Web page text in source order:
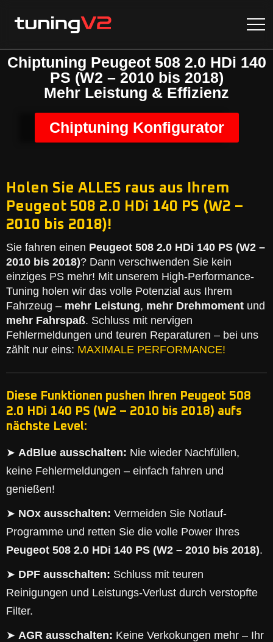
Chiptuning Peugeot 508 2.0 HDi 140
PS (W2 – 2010 bis 2018)
Mehr Leistung & Effizienz
Chiptuning Konfigurator
Holen Sie ALLES raus aus Ihrem
Peugeot 508 2.0 HDi 140 PS (W2 –
2010 bis 2018)!
Sie fahren einen Peugeot 508 2.0 HDi 140 PS (W2 –
2010 bis 2018)? Dann verschwenden Sie kein
einziges PS mehr! Mit unserem High-Performance-
Tuning holen wir das volle Potenzial aus Ihrem
Fahrzeug – mehr Leistung, mehr Drehmoment und
mehr Fahrspaß. Schluss mit nervigen
Fehlermeldungen und teuren Reparaturen – bei uns
zählt nur eins: MAXIMALE PERFORMANCE!
Diese Funktionen pushen Ihren Peugeot 508
2.0 HDi 140 PS (W2 – 2010 bis 2018) aufs
nächste Level:
➤ AdBlue ausschalten: Nie wieder Nachfüllen,
keine Fehlermeldungen – einfach fahren und
genießen!
➤ NOx ausschalten: Vermeiden Sie Notlauf-
Programme und retten Sie die volle Power Ihres
Peugeot 508 2.0 HDi 140 PS (W2 – 2010 bis 2018).
➤ DPF ausschalten: Schluss mit teuren
Reinigungen und Leistungs-Verlust durch verstopfte
Filter.
➤ AGR ausschalten: Keine Verkokungen mehr – Ihr